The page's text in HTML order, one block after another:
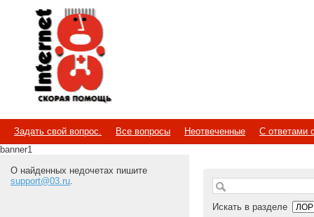
Internet
Скорая помощь
Задать свой вопрос. Все вопросы Неотвеченные
С ответами
banner1
О найденных недочетах пишите
support@03.ru.
Искать в разделе